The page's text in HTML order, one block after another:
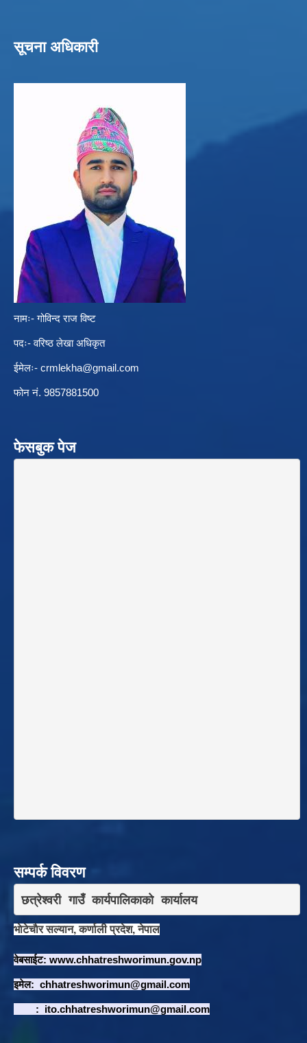
सूचना अधिकारी
नामः- गोविन्द राज विष्ट
पदः- वरिष्ठ लेखा अधिकृत
ईमेलः- crmlekha@gmail.com
फोन नं. 9857881500
फेसबुक पेज
सम्पर्क विवरण
छत्रेश्वरी गाउँ कार्यपालिकाकाे कार्यालय
भाेटेचाैर सल्यान, कर्णाली प्रदेश, नेपाल
वेबसाईट: www.chhatreshworimun.gov.np
इमेल: chhatreshworimun@gmail.com
: ito.chhatreshworimun@gmail.com